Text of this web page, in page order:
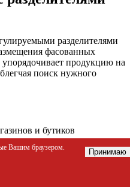
разделителями
фасованных
продукцию на
поиск нужного
и бутиков
товаров для
требуется быстрый доступ
Вашим браузером.
Принимаю